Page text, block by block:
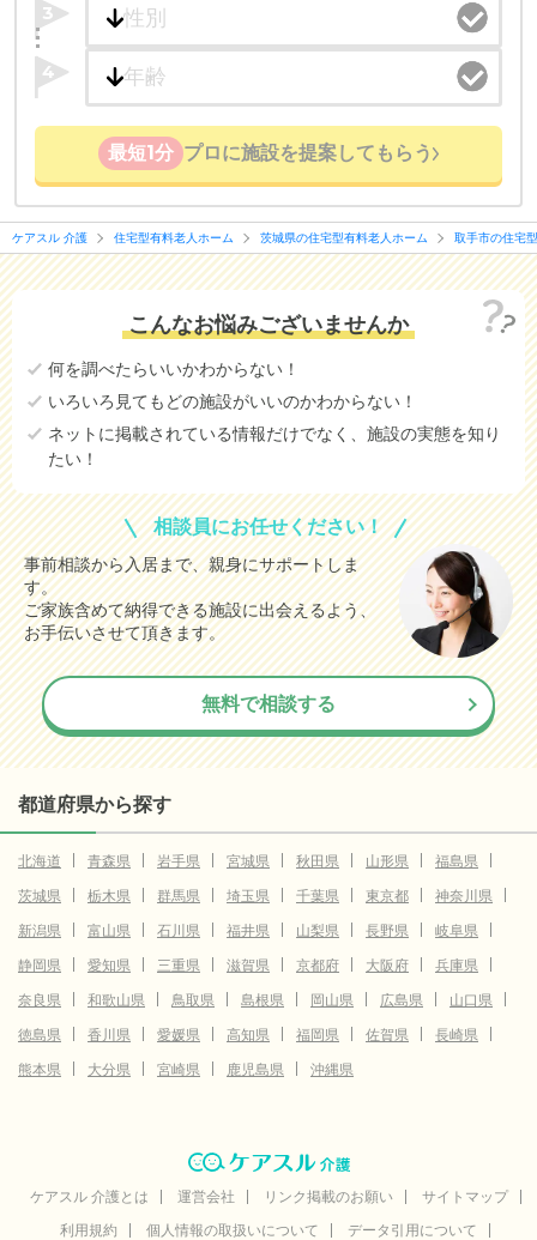
3
4
最短1分 プロに施設を提案してもらう
ケアスル 介護 住宅型有料老人ホーム 茨城県の住宅型有料老人ホーム 取手市の住宅
こんなお悩みございませんか
何を調べたらいいかわからない！
いろいろ見てもどの施設がいいのかわからない！
ネットに掲載されている情報だけでなく、施設の実態を知り
たい！
相談員にお任せください！
事前相談から入居まで、親身にサポートしま
す。
ご家族含めて納得できる施設に出会えるよう、
お手伝いさせて頂きます。
無料で相談する
都道府県から探す
北海道 青森県 岩手県 宮城県 秋田県 山形県
福島県
茨城県
栃木県 群馬県 埼玉県 千葉県 東京都
神奈川県
新潟県
富山県 石川県 福井県 山梨県 長野県
岐阜県
静岡県
愛知県 三重県 滋賀県 京都府 大阪府
兵庫県
奈良県
和歌山県 鳥取県 島根県 岡山県 広島県
山口県
徳島県
香川県 愛媛県 高知県 福岡県 佐賀県
長崎県
熊本県
大分県 宮崎県 鹿児島県 沖縄県
ケアスル 介護とは 運営会社 リンク掲載のお願い
サイトマップ
利用規約
個人情報の取扱いについて データ引用について